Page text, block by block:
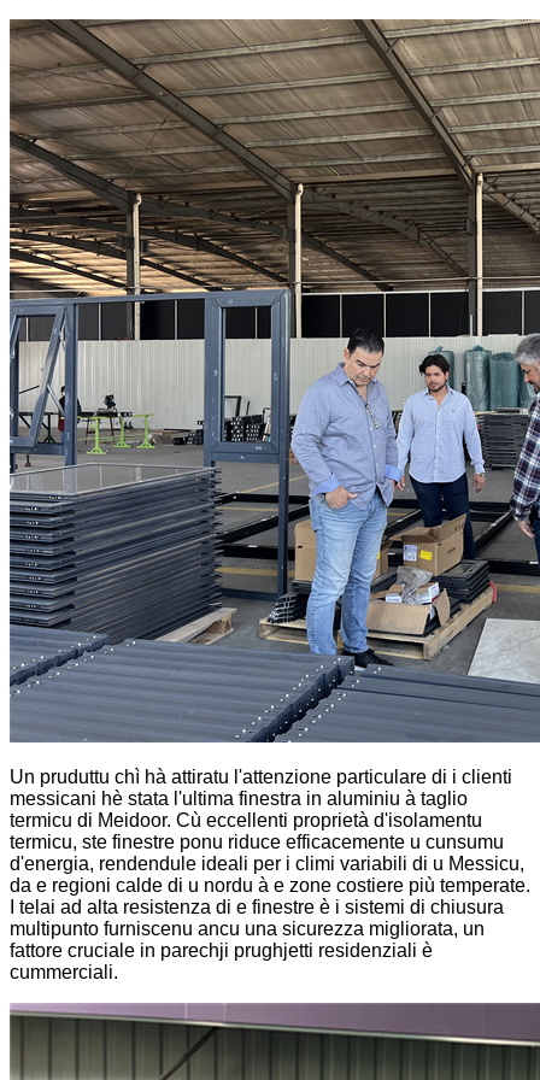
Un pruduttu chì hà attiratu l'attenzione particulare di i clienti
messicani hè stata l'ultima finestra in aluminiu à taglio
termicu di Meidoor. Cù eccellenti proprietà d'isolamentu
termicu, ste finestre ponu riduce efficacemente u cunsumu
d'energia, rendendule ideali per i climi variabili di u Messicu,
da e regioni calde di u nordu à e zone costiere più temperate.
I telai ad alta resistenza di e finestre è i sistemi di chiusura
multipunto furniscenu ancu una sicurezza migliorata, un
fattore cruciale in parechji prughjetti residenziali è
cummerciali.